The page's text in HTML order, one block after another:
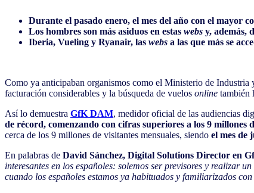
Durante el pasado enero, el mes del año con el mayor
Los hombres son más asiduos en estas webs y, además,
Iberia, Vueling y Ryanair, las webs a las que más se
Como ya anticipaban organismos como el Ministerio de Industria
facturación considerables y la búsqueda de vuelos online también
Así lo demuestra GfK DAM, medidor oficial de las audiencias
de récord, comenzando con cifras superiores a los 9 millones
cerca de los 9 millones de visitantes mensuales, siendo el mes de
En palabras de David Sánchez, Digital Solutions Director en
interesantes en los españoles: solemos ser previsores y realizar
cuando los españoles estamos ya habituados y familiarizados